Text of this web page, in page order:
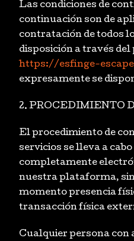
Las condiciones de
continuación son de
contratación de todos
disposición a través del
https://esfinge-
expresamente se
2. PROCEDIMIENTO
El procedimiento de
servicios se lleva a
completamente
nuestra plataforma,
momento presencia
transacción física
Cualquier persona con